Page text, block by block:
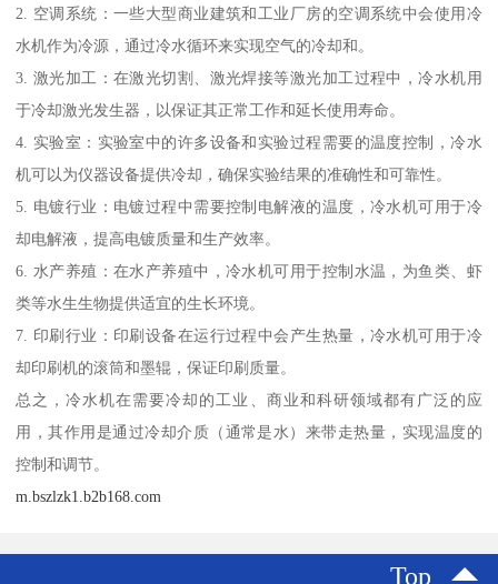
2. 空调系统：一些大型商业建筑和工业厂房的空调系统中会使用冷
水机作为冷源，通过冷水循环来实现空气的冷却和。
3. 激光加工：在激光切割、激光焊接等激光加工过程中，冷水机用
于冷却激光发生器，以保证其正常工作和延长使用寿命。
4. 实验室：实验室中的许多设备和实验过程需要的温度控制，冷水
机可以为仪器设备提供冷却，确保实验结果的准确性和可靠性。
5. 电镀行业：电镀过程中需要控制电解液的温度，冷水机可用于冷
却电解液，提高电镀质量和生产效率。
6. 水产养殖：在水产养殖中，冷水机可用于控制水温，为鱼类、虾
类等水生生物提供适宜的生长环境。
7. 印刷行业：印刷设备在运行过程中会产生热量，冷水机可用于冷
却印刷机的滚筒和墨辊，保证印刷质量。
总之，冷水机在需要冷却的工业、商业和科研领域都有广泛的应
用，其作用是通过冷却介质（通常是水）来带走热量，实现温度的
控制和调节。
m.bszlzk1.b2b168.com
Top